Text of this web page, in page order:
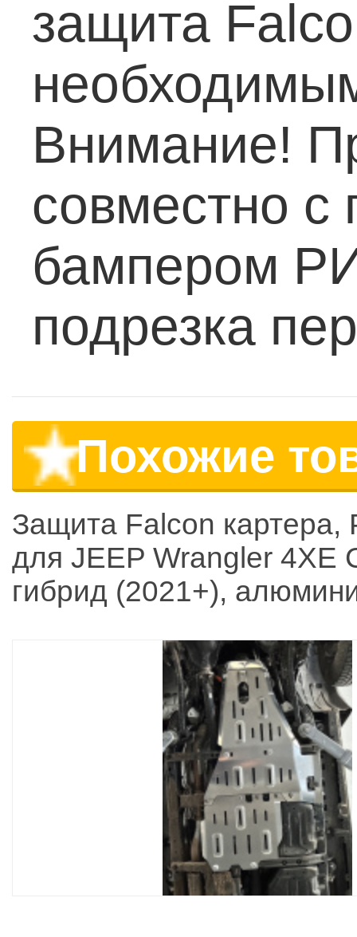
защита
Внимание!
совместно
бампером
подрезка
Похожие
Защита Falcon
для JEEP Wrangler 4XE
гибрид (2021+),